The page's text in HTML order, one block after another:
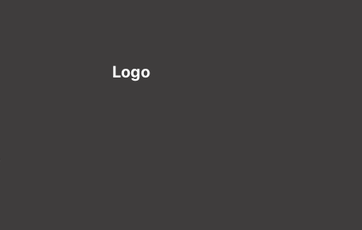
Logo